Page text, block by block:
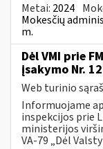
Metai: 2024
Mokesčių
m.
Dėl VMI prie
įsakymo Nr.
Web turinio
Informuojame
inspekcijos prie
ministerijos
VA-79 „Dėl